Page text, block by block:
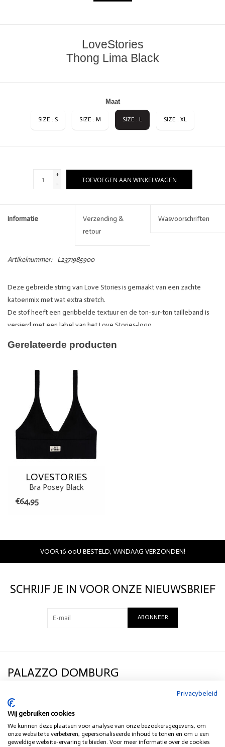
LoveStories
Thong Lima Black
Maat
SIZE : S SIZE : M SIZE : L SIZE : XL
+
-
TOEVOEGEN AAN WINKELWAGEN
Informatie
Verzending &
retour
Wasvoorschriften
Artikelnummer: L2371985900
Deze gebreide string van Love Stories is gemaakt van een zachte
katoenmix met wat extra stretch.
De stof heeft een geribbelde textuur en de ton-sur-ton tailleband is
versierd met een label van het Love Stories-logo.
Details:
Materiaal: 68% Katoen, 23% Nylon, 8% Elastaan, 1% Polyester
Gerelateerde producten
LOVESTORIES
Bra Posey Black
€64,95
VOOR 16.00U BESTELD, VANDAAG VERZONDEN!
SCHRIJF JE IN VOOR ONZE NIEUWSBRIEF
ABONNEER
PALAZZO DOMBURG
KLANTENSERVICE
SOCIAL MEDIA
Privacybeleid
Wij gebruiken cookies
We kunnen deze plaatsen voor analyse van onze bezoekersgegevens, om
onze website te verbeteren, gepersonaliseerde inhoud te tonen en om u een
geweldige website-ervaring te bieden. Voor meer informatie over de cookies